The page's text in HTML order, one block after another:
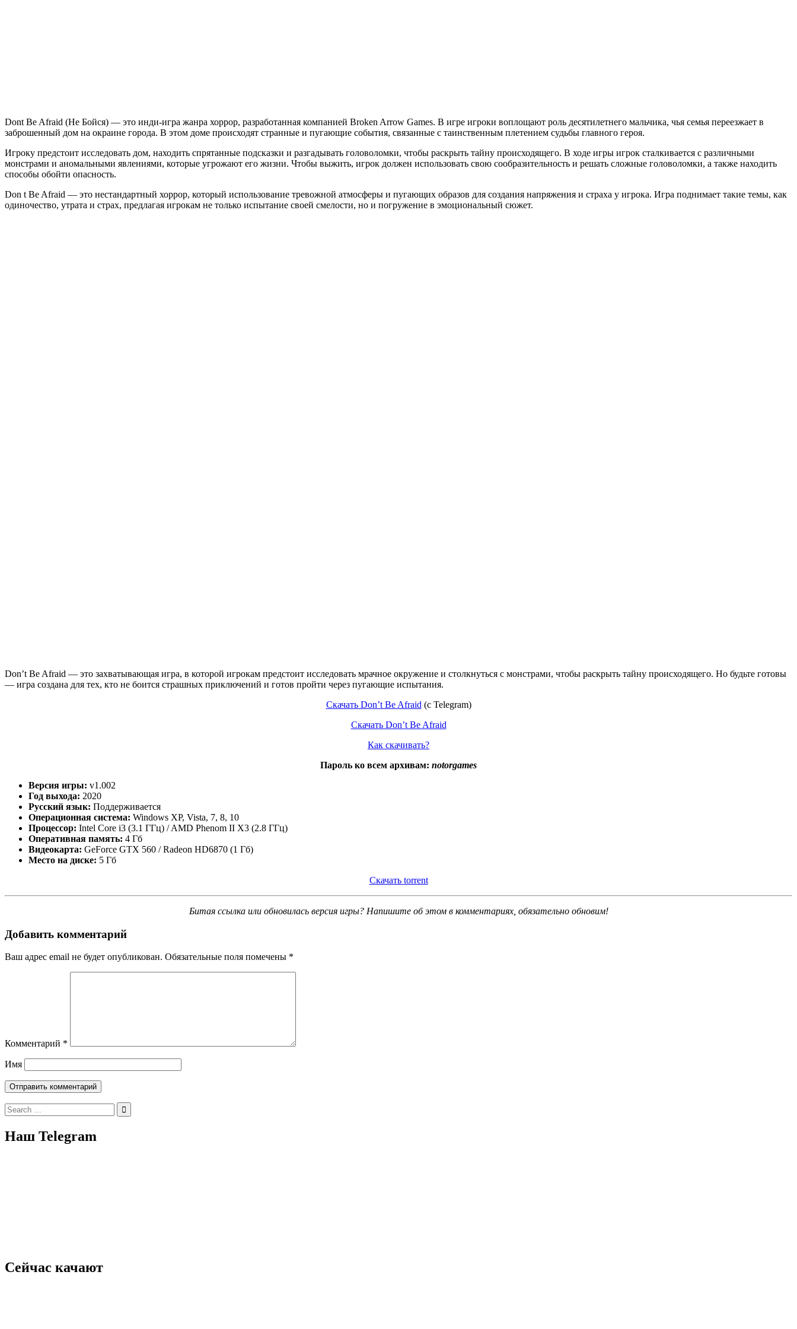
Dont Be Afraid (Не Бойся) — это инди-игра жанра хоррор, разработанная компанией Broken Arrow Games. В игре игроки воплощают роль десятилетнего мальчика, чья семья переезжает в
заброшенный дом на окраине города. В этом доме происходят странные и пугающие события, связанные с таинственным плетением судьбы главного героя.
Игроку предстоит исследовать дом, находить спрятанные подсказки и разгадывать головоломки, чтобы раскрыть тайну происходящего. В ходе игры игрок сталкивается с различными
монстрами и аномальными явлениями, которые угрожают его жизни. Чтобы выжить, игрок должен использовать свою сообразительность и решать сложные головоломки, а также находить
способы обойти опасность.
Don t Be Afraid — это нестандартный хоррор, который использование тревожной атмосферы и пугающих образов для создания напряжения и страха у игрока. Игра поднимает такие темы, как
одиночество, утрата и страх, предлагая игрокам не только испытание своей смелости, но и погружение в эмоциональный сюжет.
Don’t Be Afraid — это захватывающая игра, в которой игрокам предстоит исследовать мрачное окружение и столкнуться с монстрами, чтобы раскрыть тайну происходящего. Но будьте готовы
— игра создана для тех, кто не боится страшных приключений и готов пройти через пугающие испытания.
Скачать Don’t Be Afraid (c Telegram)
Скачать Don’t Be Afraid
Как скачивать?
Пароль ко всем архивам: notorgames
Версия игры: v1.002
Год выхода: 2020
Русский язык: Поддерживается
Операционная система: Windows XP, Vista, 7, 8, 10
Процессор: Intel Core i3 (3.1 ГГц) / AMD Phenom II X3 (2.8 ГГц)
Оперативная память: 4 Гб
Видеокарта: GeForce GTX 560 / Radeon HD6870 (1 Гб)
Место на диске: 5 Гб
Скачать torrent
Битая ссылка или обновилась версия игры? Напишите об этом в комментариях, обязательно обновим!
Добавить комментарий
Ваш адрес email не будет опубликован. Обязательные поля помечены *
Комментарий *
Имя
Search
for:
Наш Telegram
Сейчас качают